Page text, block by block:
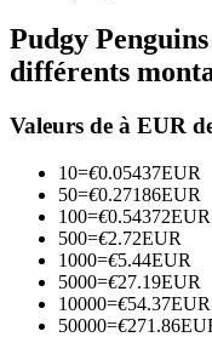
Devenez un trader
Profitez du partage
trading
Pudgy
différents
Valeurs de à EUR
10=€0.05437EUR
50=€0.27186EUR
100=€0.54372EUR
500=€2.72EUR
1000=€5.44EUR
5000=€27.19EUR
10000=€54.37EUR
50000=€271.86